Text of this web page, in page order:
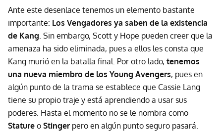
Ante este desenlace tenemos un elemento bastante
importante: Los Vengadores ya saben de la existencia
de Kang . Sin embargo, Scott y Hope pueden creer que la
amenaza ha sido eliminada, pues a ellos les consta que
Kang murió en la batalla final. Por otro lado, tenemos
una nueva miembro de los Young Avengers, pues en
algún punto de la trama se establece que Cassie Lang
tiene su propio traje y está aprendiendo a usar sus
poderes. Hasta el momento no se le nombra como
Stature o Stinger pero en algún punto seguro pasará.